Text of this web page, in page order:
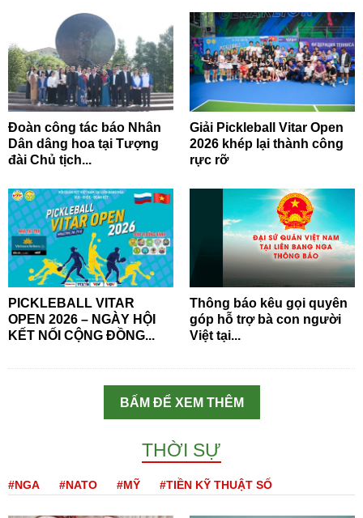
Đoàn công tác báo Nhân
Dân dâng hoa tại Tượng
đài Chủ tịch...
Giải Pickleball Vitar Open
2026 khép lại thành công
rực rỡ
PICKLEBALL VITAR
OPEN 2026 – NGÀY HỘI
KẾT NỐI CỘNG ĐỒNG...
Thông báo kêu gọi quyên
góp hỗ trợ bà con người
Việt tại...
BẤM ĐỂ XEM THÊM
THỜI SỰ
#NGA #NATO #MỸ #TIỀN KỸ THUẬT SỐ